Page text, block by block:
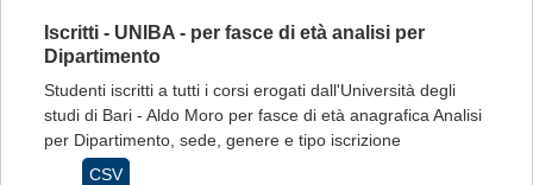
Iscritti - UNIBA - per fasce di età analisi per
Dipartimento
Studenti iscritti a tutti i corsi erogati dall'Università degli
studi di Bari - Aldo Moro per fasce di età anagrafica Analisi
per Dipartimento, sede, genere e tipo iscrizione
CSV